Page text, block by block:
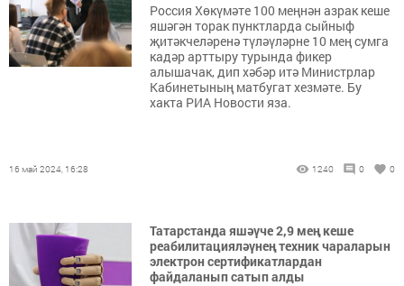
Россия Хөкүмәте 100 меңнән азрак кеше
яшәгән торак пунктларда сыйныф
җитәкчеләренә түләүләрне 10 мең сумга
кадәр арттыру турында фикер
алышачак, дип хәбәр итә Министрлар
Кабинетының матбугат хезмәте. Бу
хакта РИА Новости яза.
16 май 2024, 16:28 1240 0 0
Татарстанда яшәүче 2,9 мең кеше
реабилитацияләүнең техник чараларын
электрон сертификатлардан
файдаланып сатып алды